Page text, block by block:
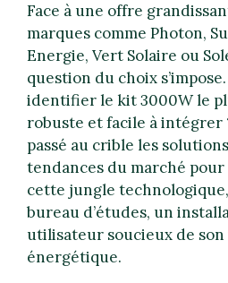
Face à une offre
marques comme Photon,
Energie, Vert Solaire ou
question du choix
identifier le kit 3000W le
robuste et facile à intégrer
passé au crible les
tendances du marché
cette jungle
bureau d’études, un
utilisateur soucieux de
énergétique.